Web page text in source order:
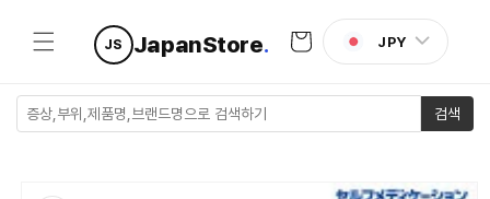
건너뛰기
JS JapanStore.
트
JPY
검색